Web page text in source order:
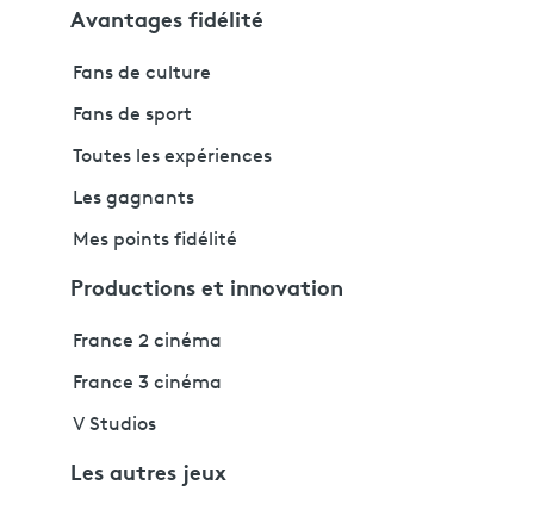
Avantages fidélité
Fans de culture
Fans de sport
Toutes les expériences
Les gagnants
Mes points fidélité
Productions et innovation
France 2 cinéma
France 3 cinéma
V Studios
Les autres jeux